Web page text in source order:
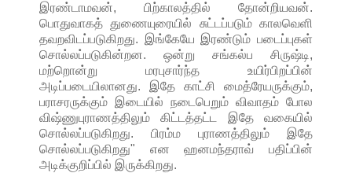
இரண்டாமவன், பிற்காலத்தில் தோன்றியவன்.
பொதுவாகத் துணையுரையில் சுட்டப்படும் காலவெளி
தவறவிடப்படுகிறது. இங்கேயே இரண்டும் படைப்புகள்
சொல்லப்படுகின்றன. ஒன்று சங்கல்ப சிருஷ்டி,
மற்றொன்று மரபுசார்ந்த உயிர்பிறப்பின்
அடிப்படையிலானது. இதே காட்சி மைத்ரேயருக்கும்,
பராசரருக்கும் இடையில் நடைபெறும் விவாதம் போல
விஷ்ணுபுராணத்திலும் கிட்டத்தட்ட இதே வகையில்
சொல்லப்படுகிறது. பிரம்ம புராணத்திலும் இதே
சொல்லப்படுகிறது" என ஹனமந்தராவ் பதிப்பின்
அடிக்குறிப்பில் இருக்கிறது.